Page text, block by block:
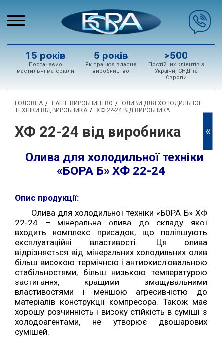
15 років
Постачаємо
мастильні матеріали
5 років
Як працює власне
виробництво
>500
Постійних кліентів з
України, СНД та
Європи
ГОЛОВНА НАШЕ ВИРОБНИЦТВО
ОЛИВИ ДЛЯ ХОЛОДИЛЬНОЇ
ТЕХНІКИ ВІД ВИРОБНИКА
ХФ 22-24 ВІД ВИРОБНИКА
ХФ 22-24 від виробника
Олива для холодильної техніки
«БОРА Б» ХФ 22-24
Опис продукції:
Олива для холодильної техніки «БОРА Б» ХФ
22-24 – мінеральна олива до складу якої
входить комплекс присадок, що поліпшують
експлуатаційні властивості. Ця олива
відрізняється від мінеральних холодильних олив
більш високою термічною і антиокислювальною
стабільностями, більш низькою температурою
застигання, кращими змащувальними
властивостями і меншою агресивністю до
матеріалів конструкції компресора. Також має
хорошу розчинність і високу стійкість в суміші з
холодоагентами, не утворює двошарових
сумішей.
<<